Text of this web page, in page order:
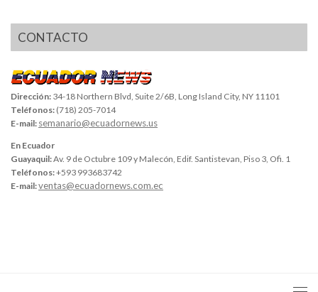
CONTACTO
Dirección: 34-18 Northern Blvd, Suite 2/6B, Long Island City, NY 11101
Teléfonos: (718) 205-7014
E-mail: semanario@ecuadornews.us
En Ecuador
Guayaquil:Av. 9 de Octubre 109 y Malecón, Edif. Santistevan, Piso 3, Ofi. 1
Teléfonos:+593 993683742
E-mail:ventas@ecuadornews.com.ec